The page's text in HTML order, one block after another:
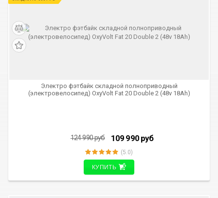
РЕКОМЕНДУЕМ
СКИДКА 15 000 РУБ
Электро фэтбайк складной полноприводный
(электровелосипед) OxyVolt Fat 20 Double 2 (48v 18Ah)
124 990руб 109 990 руб
(5.0)
КУПИТЬ